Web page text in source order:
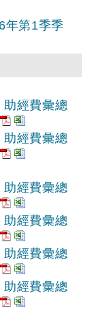
年第1季季
助經費彙總
助經費彙總
助經費彙總
助經費彙總
助經費彙總
助經費彙總